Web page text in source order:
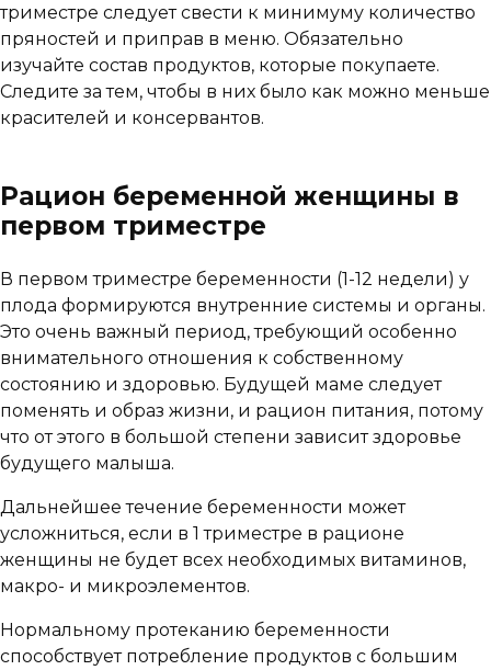
триместре следует свести к минимуму количество
пряностей и приправ в меню. Обязательно
изучайте состав продуктов, которые покупаете.
Следите за тем, чтобы в них было как можно меньше
красителей и консервантов.
Рацион беременной женщины в
первом триместре
В первом триместре беременности (1-12 недели) у
плода формируются внутренние системы и органы.
Это очень важный период, требующий особенно
внимательного отношения к собственному
состоянию и здоровью. Будущей маме следует
поменять и образ жизни, и рацион питания, потому
что от этого в большой степени зависит здоровье
будущего малыша.
Дальнейшее течение беременности может
усложниться, если в 1 триместре в рационе
женщины не будет всех необходимых витаминов,
макро- и микроэлементов.
Нормальному протеканию беременности
способствует потребление продуктов с большим